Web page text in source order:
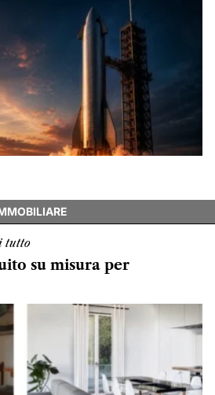
tutto
su misura per